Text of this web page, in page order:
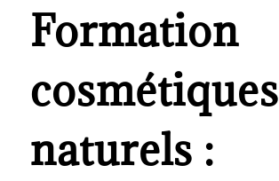
Formation
cosmétiques
naturels :